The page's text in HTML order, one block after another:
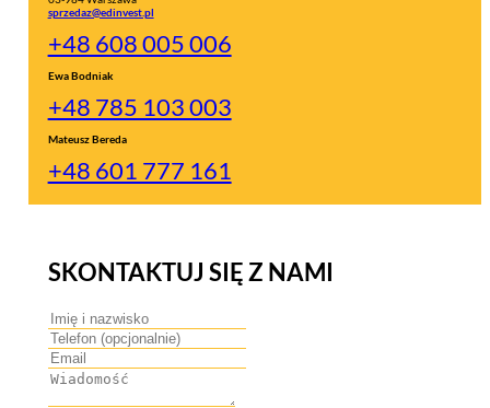
sprzedaz@edinvest.pl
+48 608 005 006
Ewa Bodniak
+48 785 103 003
Mateusz Bereda
+48 601 777 161
SKONTAKTUJ SIĘ Z NAMI